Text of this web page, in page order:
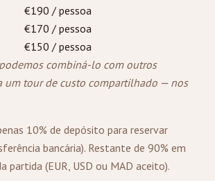
€190 / pessoa
€170 / pessoa
€150 / pessoa
combiná-lo com outros
um tour de custo compartilhado — nos
10% de depósito para reservar
bancária). Restante de 90% em
partida (EUR, USD ou MAD aceito).